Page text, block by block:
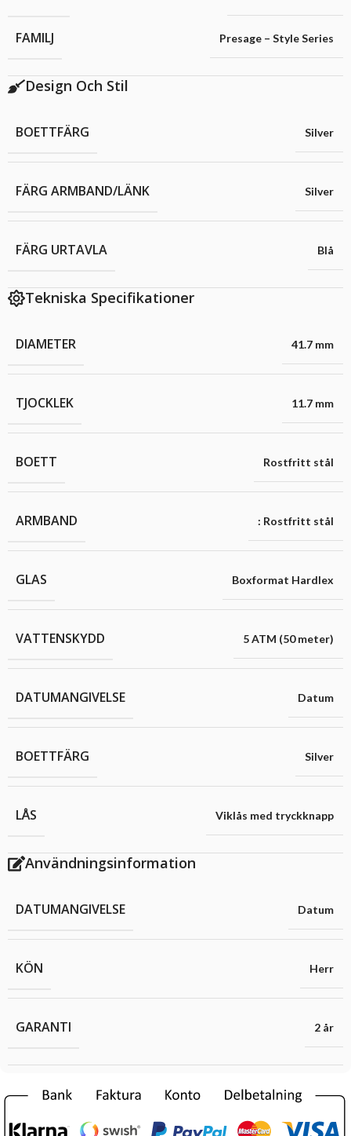
FAMILJ Presage – Style Series
Design Och Stil
BOETTFÄRG Silver
FÄRG ARMBAND/LÄNK Silver
FÄRG URTAVLA Blå
Tekniska Specifikationer
DIAMETER 41.7 mm
TJOCKLEK 11.7 mm
BOETT Rostfritt stål
ARMBAND : Rostfritt stål
GLAS Boxformat Hardlex
VATTENSKYDD 5 ATM (50 meter)
DATUMANGIVELSE Datum
BOETTFÄRG Silver
LÅS Viklås med tryckknapp
Användningsinformation
DATUMANGIVELSE Datum
KÖN Herr
GARANTI 2 år